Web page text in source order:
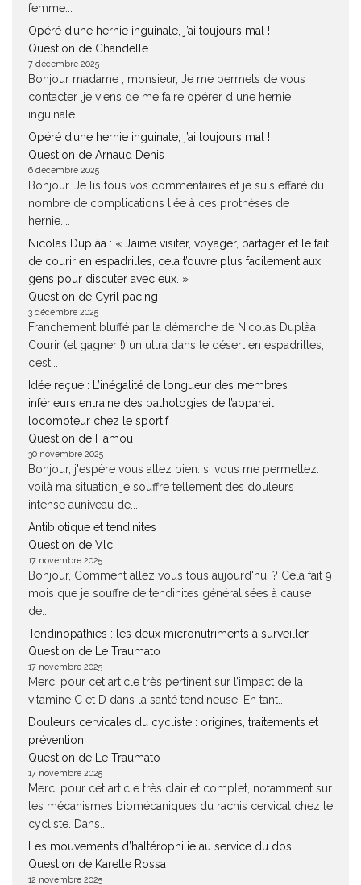
femme...
Opéré d’une hernie inguinale, j’ai toujours mal !
Question de Chandelle
7 décembre 2025
Bonjour madame , monsieur, Je me permets de vous
contacter ,je viens de me faire opérer d une hernie
inguinale....
Opéré d’une hernie inguinale, j’ai toujours mal !
Question de Arnaud Denis
6 décembre 2025
Bonjour. Je lis tous vos commentaires et je suis effaré du
nombre de complications liée à ces prothèses de
hernie....
Nicolas Duplàa : « J’aime visiter, voyager, partager et le fait
de courir en espadrilles, cela t’ouvre plus facilement aux
gens pour discuter avec eux. »
Question de Cyril pacing
3 décembre 2025
Franchement bluffé par la démarche de Nicolas Duplàa.
Courir (et gagner !) un ultra dans le désert en espadrilles,
c’est...
Idée reçue : L’inégalité de longueur des membres
inférieurs entraine des pathologies de l’appareil
locomoteur chez le sportif
Question de Hamou
30 novembre 2025
Bonjour, j'espère vous allez bien. si vous me permettez.
voilà ma situation je souffre tellement des douleurs
intense auniveau de...
Antibiotique et tendinites
Question de Vlc
17 novembre 2025
Bonjour, Comment allez vous tous aujourd'hui ? Cela fait 9
mois que je souffre de tendinites généralisées à cause
de...
Tendinopathies : les deux micronutriments à surveiller
Question de Le Traumato
17 novembre 2025
Merci pour cet article très pertinent sur l’impact de la
vitamine C et D dans la santé tendineuse. En tant...
Douleurs cervicales du cycliste : origines, traitements et
prévention
Question de Le Traumato
17 novembre 2025
Merci pour cet article très clair et complet, notamment sur
les mécanismes biomécaniques du rachis cervical chez le
cycliste. Dans...
Les mouvements d’haltérophilie au service du dos
Question de Karelle Rossa
12 novembre 2025